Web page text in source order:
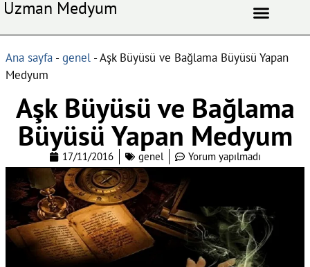
Uzman Medyum
Ana sayfa -genel -Aşk Büyüsü ve Bağlama Büyüsü Yapan
Medyum
Aşk Büyüsü ve Bağlama
Büyüsü Yapan Medyum
17/11/2016 genel Yorum yapılmadı